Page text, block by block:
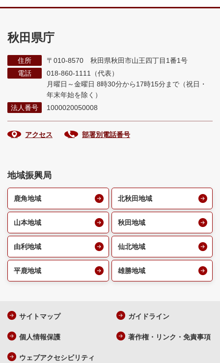
秋田県庁
住所
〒010-8570 秋田県秋田市山王四丁目1番1号
電話
018-860-1111（代表）
月曜日～金曜日 8時30分から17時15分まで （祝日・
年末年始を除く）
法人番号
1000020050008
アクセス 部署別電話番号
地域振興局
鹿角地域 北秋田地域
山本地域 秋田地域
由利地域 仙北地域
平鹿地域 雄勝地域
サイトマップ ガイドライン
個人情報保護 著作権・リンク・免責事項
ウェブアクセシビリティ